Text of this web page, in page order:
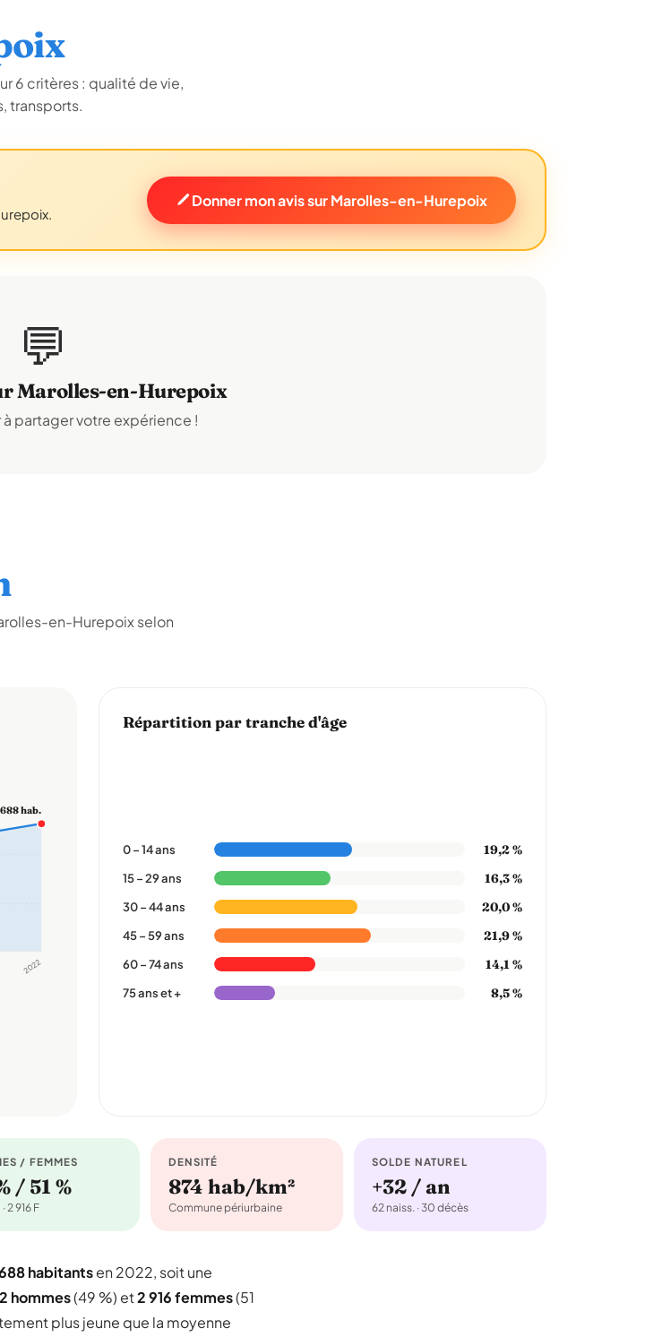
6 critères : qualité de vie,
transports.
Donner mon avis sur Marolles-en-Hurepoix
💬
Marolles-en-Hurepoix
partager votre expérience !
en-Hurepoix selon
2022
hab.
Répartition par tranche d'âge
0 – 14 ans 19,2 %
15 – 29 ans 16,3 %
30 – 44 ans 20,0 %
45 – 59 ans 21,9 %
60 – 74 ans 14,1 %
75 ans et + 8,5 %
/ FEMMES
/ 51 %
2 916 F
DENSITÉ
874 hab/km²
Commune périurbaine
SOLDE NATUREL
+32 / an
62 naiss. · 30 décès
habitantsen 2022, soit une
hommes(49 %) et2 916 femmes(51
plus jeune que la moyenne